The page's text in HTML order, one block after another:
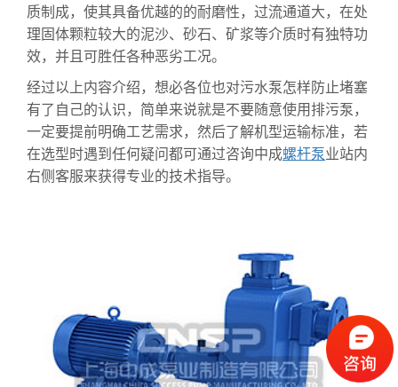
质制成，使其具备优越的的耐磨性，过流通道大，在处
理固体颗粒较大的泥沙、砂石、矿浆等介质时有独特功
效，并且可胜任各种恶劣工况。
经过以上内容介绍，想必各位也对污水泵怎样防止堵塞
有了自己的认识，简单来说就是不要随意使用排污泵，
一定要提前明确工艺需求，然后了解机型运输标准，若
在选型时遇到任何疑问都可通过咨询中成螺杆泵业站内
右侧客服来获得专业的技术指导。